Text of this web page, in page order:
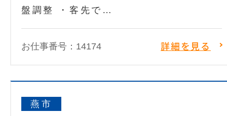
盤調整 ・客先で…
お仕事番号：14174 詳細を見る
燕市